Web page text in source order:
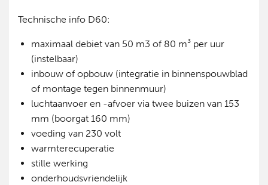
Technische info D60:
maximaal debiet van 50 m3 of 80 m³ per uur
(instelbaar)
inbouw of opbouw (integratie in binnenspouwblad
of montage tegen binnenmuur)
luchtaanvoer en -afvoer via twee buizen van 153
mm (boorgat 160 mm)
voeding van 230 volt
warmterecuperatie
stille werking
onderhoudsvriendelijk